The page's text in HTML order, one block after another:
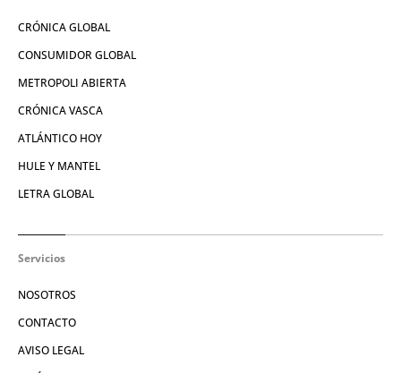
CRÓNICA GLOBAL
CONSUMIDOR GLOBAL
METROPOLI ABIERTA
CRÓNICA VASCA
ATLÁNTICO HOY
HULE Y MANTEL
LETRA GLOBAL
Servicios
NOSOTROS
CONTACTO
AVISO LEGAL